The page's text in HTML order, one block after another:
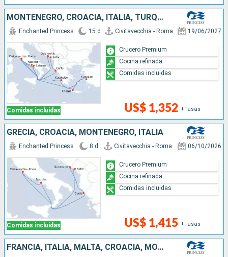
MONTENEGRO, CROACIA, ITALIA, TURQUÍA, GRECIA
Comidas incluidas
Enchanted Princess 15 d Civitavecchia - Roma 19/06/2027
US$ 1,352 +Tasas
Crucero Premium
Cocina refinada
Comidas incluidas
GRECIA, CROACIA, MONTENEGRO, ITALIA
Comidas incluidas
Enchanted Princess 8 d Civitavecchia - Roma 06/10/2026
US$ 1,415 +Tasas
Crucero Premium
Cocina refinada
Comidas incluidas
FRANCIA, ITALIA, MALTA, CROACIA, MONTENEGRO, GRECIA